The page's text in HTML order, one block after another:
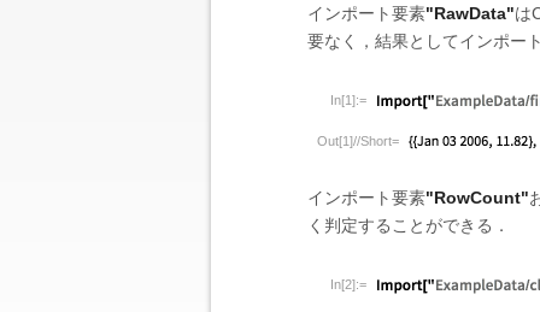
インポート要素"RawData"は
要なく，結果としてインポー
In[1]:=
Out[1]//Short=
インポート要素"RowCount"
く判定することができる．
In[2]:=